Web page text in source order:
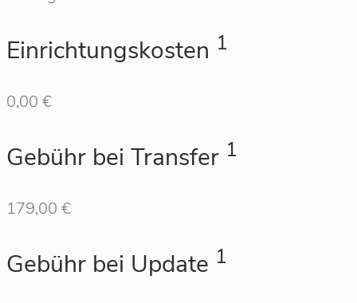
Einrichtungskosten 1
0,00 €
Gebühr bei Transfer 1
179,00 €
Gebühr bei Update 1